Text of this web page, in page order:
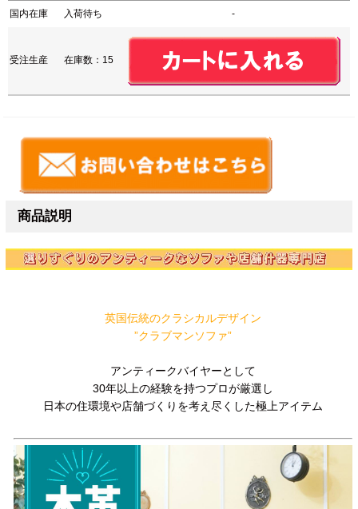
国内在庫 入荷待ち -
受注生産 在庫数：15
商品説明
英国伝統のクラシカルデザイン
”クラブマンソファ”
アンティークバイヤーとして
30年以上の経験を持つプロが厳選し
日本の住環境や店舗づくりを考え尽くした極上アイテム